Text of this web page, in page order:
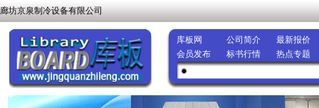
廊坊京泉制冷设备有限公司
库板网 公司简介
最新报价
会员发布
标书行情 热点专题